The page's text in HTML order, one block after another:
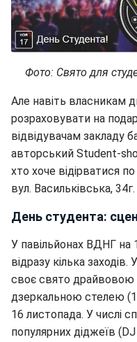
Фото: Свято для
Але навіть власникам
розраховувати на
відвідувачам закладу
авторський Student-
хто хоче відірватися
вул. Васильківська, 34г.
День студента:
У павільйонах ВДНГ на
відразу кілька
своє свято драйвовою
дзеркальною стелею
16 листопада. У числі
популярних діджеїв